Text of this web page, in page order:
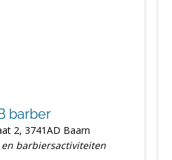
barber
2, 3741AD Baarn
en barbiersactiviteiten